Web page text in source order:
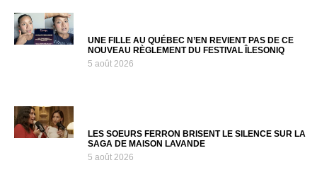
UNE FILLE AU QUÉBEC N’EN REVIENT PAS DE CE
NOUVEAU RÈGLEMENT DU FESTIVAL ÎLESONIQ
5 août 2026
LES SOEURS FERRON BRISENT LE SILENCE SUR LA
SAGA DE MAISON LAVANDE
5 août 2026